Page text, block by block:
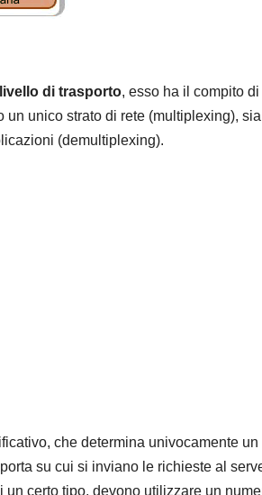
livello di trasporto, esso ha il compito
unico strato di rete (multiplexing),
(demultiplexing).
che determina univocamente
su cui si inviano le richieste al
certo tipo, devono utilizzare un